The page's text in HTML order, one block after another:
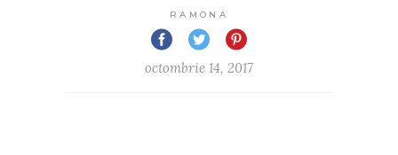
RAMONA
octombrie 14, 2017